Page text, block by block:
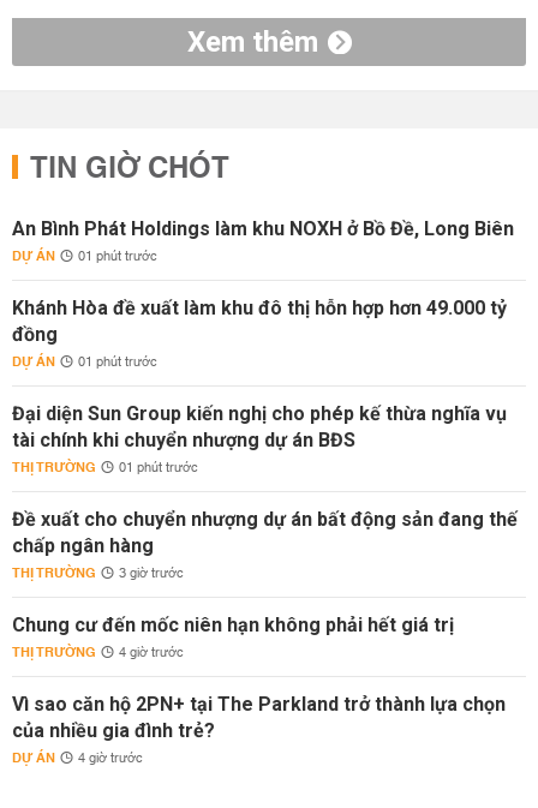
Xem thêm
TIN GIỜ CHÓT
An Bình Phát Holdings làm khu NOXH ở Bồ Đề, Long Biên
DỰ ÁN 01 phút trước
Khánh Hòa đề xuất làm khu đô thị hỗn hợp hơn 49.000 tỷ
đồng
DỰ ÁN 01 phút trước
Đại diện Sun Group kiến nghị cho phép kế thừa nghĩa vụ
tài chính khi chuyển nhượng dự án BĐS
THỊ TRƯỜNG 01 phút trước
Đề xuất cho chuyển nhượng dự án bất động sản đang thế
chấp ngân hàng
THỊ TRƯỜNG 3 giờ trước
Chung cư đến mốc niên hạn không phải hết giá trị
THỊ TRƯỜNG 4 giờ trước
Vì sao căn hộ 2PN+ tại The Parkland trở thành lựa chọn
của nhiều gia đình trẻ?
DỰ ÁN 4 giờ trước